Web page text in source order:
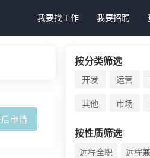
我要找工作 我要招聘
申请
按分类筛选
开发 运营
其他
市场
按性质筛选
远程全职 远程